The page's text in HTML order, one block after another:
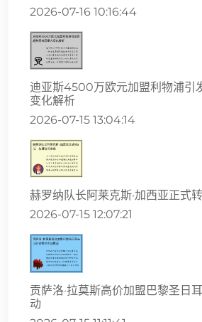
2026-07-16 10:16:44
迪亚斯4500万欧元加盟利物浦引
变化解析
2026-07-15 13:04:14
赫罗纳队长阿莱克斯·加西亚正式
2026-07-15 12:07:21
贡萨洛·拉莫斯高价加盟巴黎圣日
动